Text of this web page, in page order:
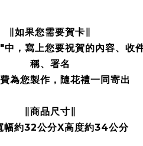
∥如果您需要賀卡∥
，寫上您要祝賀的內容、收
稱、署名
為您製作，隨花禮一同寄出
∥商品尺寸∥
幅約32公分X高度約34公分